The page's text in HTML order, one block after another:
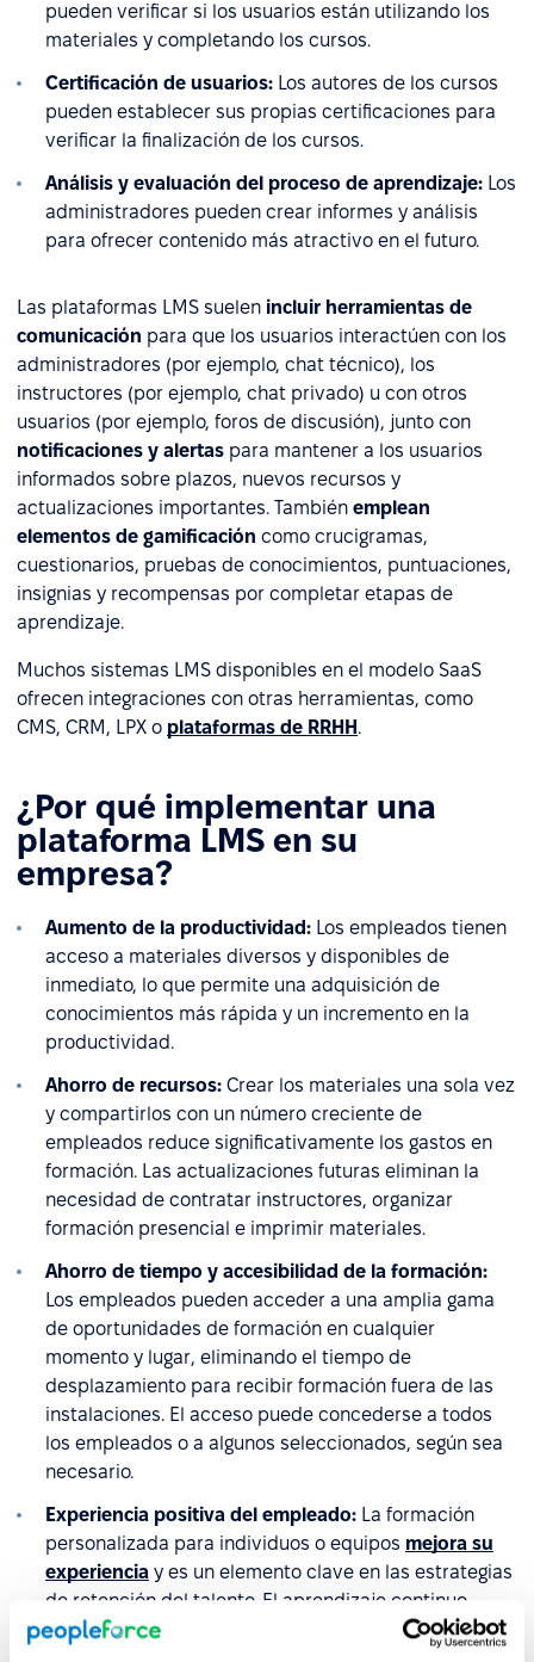
pueden verificar si los usuarios están utilizando los
materiales y completando los cursos.
Certificación de usuarios: Los autores de los cursos
pueden establecer sus propias certificaciones para
verificar la finalización de los cursos.
Análisis y evaluación del proceso de aprendizaje: Los
administradores pueden crear informes y análisis
para ofrecer contenido más atractivo en el futuro.
Las plataformas LMS suelen incluir herramientas de
comunicación para que los usuarios interactúen con los
administradores (por ejemplo, chat técnico), los
instructores (por ejemplo, chat privado) u con otros
usuarios (por ejemplo, foros de discusión), junto con
notificaciones y alertas para mantener a los usuarios
informados sobre plazos, nuevos recursos y
actualizaciones importantes. También emplean
elementos de gamificación como crucigramas,
cuestionarios, pruebas de conocimientos, puntuaciones,
insignias y recompensas por completar etapas de
aprendizaje.
Muchos sistemas LMS disponibles en el modelo SaaS
ofrecen integraciones con otras herramientas, como
CMS, CRM, LPX o plataformas de RRHH .
¿Por qué implementar una
plataforma LMS en su
empresa?
Aumento de la productividad: Los empleados tienen
acceso a materiales diversos y disponibles de
inmediato, lo que permite una adquisición de
conocimientos más rápida y un incremento en la
productividad.
Ahorro de recursos: Crear los materiales una sola vez
y compartirlos con un número creciente de
empleados reduce significativamente los gastos en
formación. Las actualizaciones futuras eliminan la
necesidad de contratar instructores, organizar
formación presencial e imprimir materiales.
Ahorro de tiempo y accesibilidad de la formación:
Los empleados pueden acceder a una amplia gama
de oportunidades de formación en cualquier
momento y lugar, eliminando el tiempo de
desplazamiento para recibir formación fuera de las
instalaciones. El acceso puede concederse a todos
los empleados o a algunos seleccionados, según sea
necesario.
Experiencia positiva del empleado: La formación
personalizada para individuos o equipos mejora su
experiencia y es un elemento clave en las estrategias
de retención del talento. El aprendizaje continuo
mantiene el compromiso de los empleados.